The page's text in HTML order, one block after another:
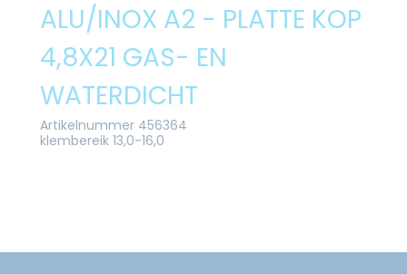
ALU/INOX A2 - PLATTE KOP
4,8X21 GAS- EN
WATERDICHT
Artikelnummer 456364
klembereik 13,0-16,0